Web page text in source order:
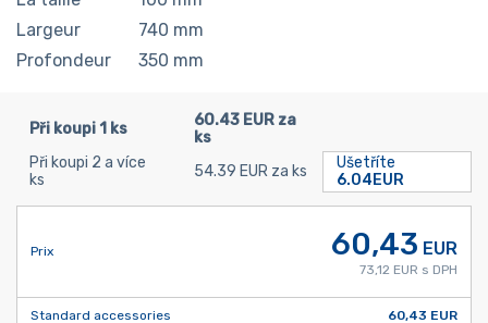
Largeur
740 mm
Profondeur
350 mm
Při koupi 1 ks
60.43 EUR za
ks
Při koupi 2 a více
ks
54.39 EUR za ks
Ušetříte
6.04EUR
Prix 60,43 EUR
73,12 EUR s DPH
Standard accessories 60,43 EUR